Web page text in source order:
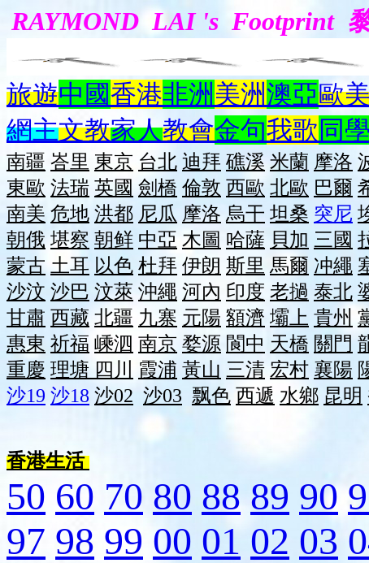
RAYMOND LAI 's Footprint
旅遊中國香港非洲美洲澳亞歐
網主文教家人教會金句我歌同學
南疆 峇里 東京 台北 迪拜 礁溪 米蘭 摩洛
東歐 法瑞 英國 劍橋 倫敦 西歐 北歐 巴爾
南美 危地 洪都 尼瓜 摩洛 烏干 坦桑 突尼
朝俄 堪察 朝鲜 中亞 木圖 哈薩 貝加 三國
蒙古 土耳 以色 杜拜 伊朗 斯里 馬爾 冲繩
沙汶 沙巴 汶萊 沖繩 河內 印度 老撾 泰北
甘肅 西藏 北疆 九寨 元陽 額濟 壩上 貴州
惠東 祈福 嵊泗 南京 婺源 閬中 天橋 關門
重慶 理塘 四川 霞浦 黃山 三清 宏村 襄陽
沙19 沙18 沙02 沙03 飘色 西遞 水鄉 昆明
香港生活
50 60 70 80 88 89 90
97 98 99 00 01 02 03